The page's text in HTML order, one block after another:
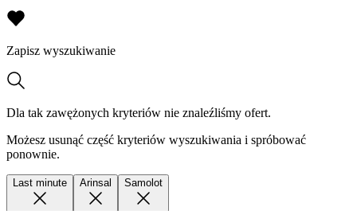
Zapisz wyszukiwanie
Dla tak zawężonych kryteriów nie znaleźliśmy ofert.
Możesz usunąć część kryteriów wyszukiwania i spróbować
ponownie.
Last minute Arinsal Samolot